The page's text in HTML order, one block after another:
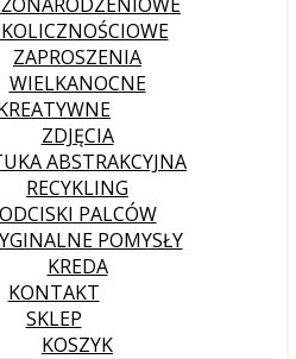
ZAPROSZENIA
WIELKANOCNE
ZDJĘCIA
ABSTRAKCYJNA
RECYKLING
ODCISKI PALCÓW
POMYSŁY
KREDA
KONTAKT
SKLEP
KOSZYK